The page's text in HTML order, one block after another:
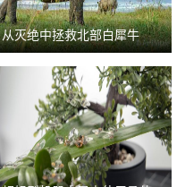
从灭绝中拯救北部白犀牛